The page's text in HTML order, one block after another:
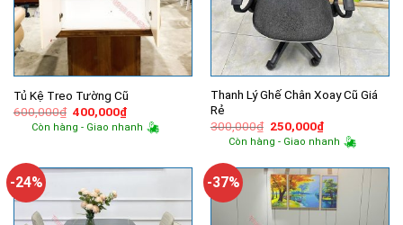
Tủ Kệ Treo Tường Cũ
600,000₫ Giá
gốc
là:
400,000₫Giá
hiện
tại
Còn hàng - Giao nhanh
Thanh Lý Ghế Chân Xoay Cũ Giá
Rẻ
300,000₫ Giá
gốc
là:
250,000₫Giá
hiện
tại
250,000₫.
Còn hàng - Giao nhanh
-24% -37%